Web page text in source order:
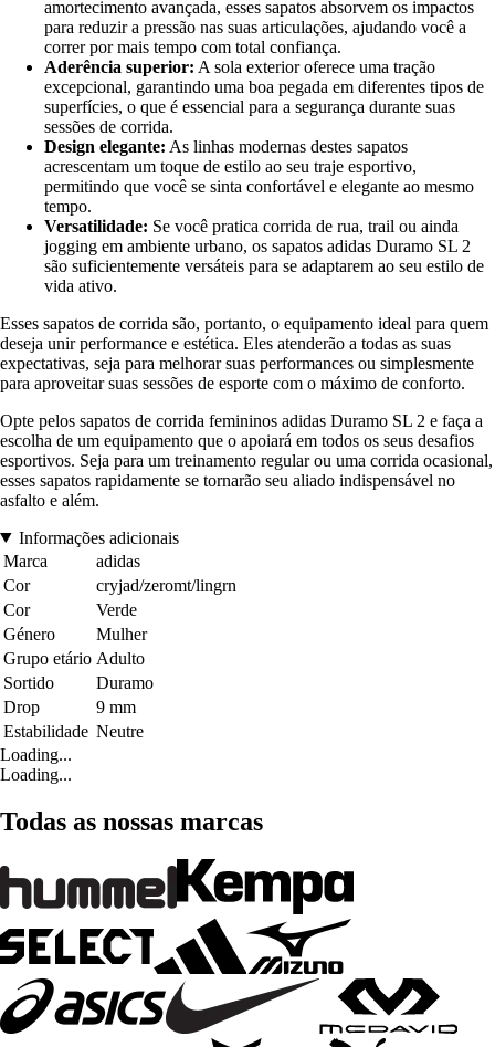
amortecimento avançada, esses sapatos absorvem os impactos
para reduzir a pressão nas suas articulações, ajudando você a
correr por mais tempo com total confiança.
Aderência superior: A sola exterior oferece uma tração
excepcional, garantindo uma boa pegada em diferentes tipos de
superfícies, o que é essencial para a segurança durante suas
sessões de corrida.
Design elegante: As linhas modernas destes sapatos
acrescentam um toque de estilo ao seu traje esportivo,
permitindo que você se sinta confortável e elegante ao mesmo
tempo.
Versatilidade: Se você pratica corrida de rua, trail ou ainda
jogging em ambiente urbano, os sapatos adidas Duramo SL 2
são suficientemente versáteis para se adaptarem ao seu estilo de
vida ativo.
Esses sapatos de corrida são, portanto, o equipamento ideal para quem
deseja unir performance e estética. Eles atenderão a todas as suas
expectativas, seja para melhorar suas performances ou simplesmente
para aproveitar suas sessões de esporte com o máximo de conforto.
Opte pelos sapatos de corrida femininos adidas Duramo SL 2 e faça a
escolha de um equipamento que o apoiará em todos os seus desafios
esportivos. Seja para um treinamento regular ou uma corrida ocasional,
esses sapatos rapidamente se tornarão seu aliado indispensável no
asfalto e além.
Informações adicionais
Marca
adidas
Cor
cryjad/zeromt/lingrn
Cor
Verde
Género
Mulher
Grupo etário Adulto
Sortido
Duramo
Drop
9 mm
Estabilidade Neutre
Loading...
Loading...
Todas as nossas marcas